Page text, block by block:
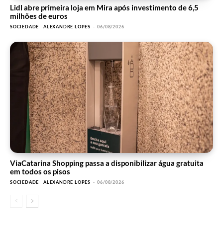
Lidl abre primeira loja em Mira após investimento de 6,5
milhões de euros
SOCIEDADE ALEXANDRE LOPES - 06/08/2026
ViaCatarina Shopping passa a disponibilizar água gratuita
em todos os pisos
SOCIEDADE ALEXANDRE LOPES - 06/08/2026